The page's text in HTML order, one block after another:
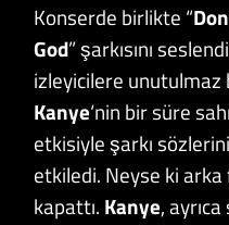
Konserde birlikte “
God” şarkısını
izleyicilere unutulmaz
Kanye‘nin bir süre
etkisiyle şarkı
etkiledi. Neyse ki
kapattı. Kanye,